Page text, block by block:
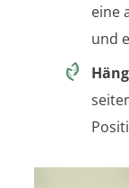
eine
und